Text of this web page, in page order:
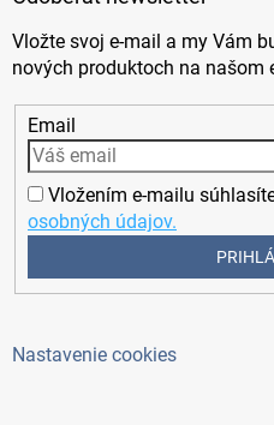
Vložte svoj e-mail a my Vám
nových produktoch na našom
Email
Vložením e-mailu
osobných údajov.
Nastavenie cookies